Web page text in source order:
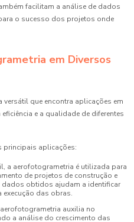
facilitam a análise de dados
o sucesso dos projetos onde
em Diversos
que encontra aplicações em
e a qualidade de diferentes
principais aplicações:
a aerofotogrametria é utilizada para
de projetos de construção e
dados obtidos ajudam a identificar
das obras.
auxilia no
a análise do crescimento das